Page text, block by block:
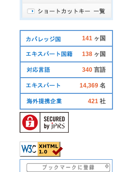
141 ヶ国
138 ヶ国
340 言語
14,369 名
421 社